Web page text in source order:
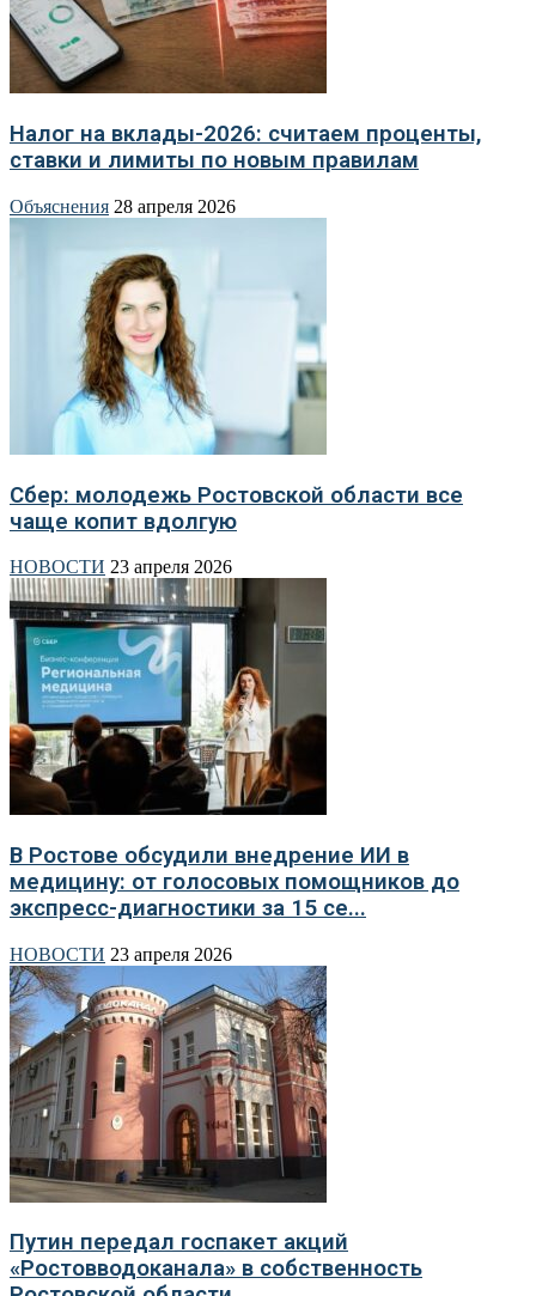
Налог на вклады-2026: считаем проценты,
ставки и лимиты по новым правилам
Объяснения 28 апреля 2026
Сбер: молодежь Ростовской области все
чаще копит вдолгую
НОВОСТИ 23 апреля 2026
В Ростове обсудили внедрение ИИ в
медицину: от голосовых помощников до
экспресс-диагностики за 15 се...
НОВОСТИ 23 апреля 2026
Путин передал госпакет акций
«Ростовводоканала» в собственность